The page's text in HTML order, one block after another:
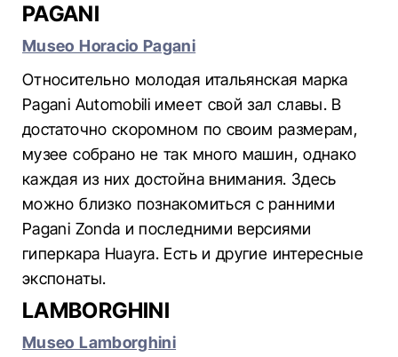
PAGANI
Museo Horacio Pagani
Относительно молодая итальянская марка
Pagani Automobili имеет свой зал славы. В
достаточно скоромном по своим размерам,
музее собрано не так много машин, однако
каждая из них достойна внимания. Здесь
можно близко познакомиться с ранними
Pagani Zonda и последними версиями
гиперкара Huayra. Есть и другие интересные
экспонаты.
LAMBORGHINI
Museo Lamborghini